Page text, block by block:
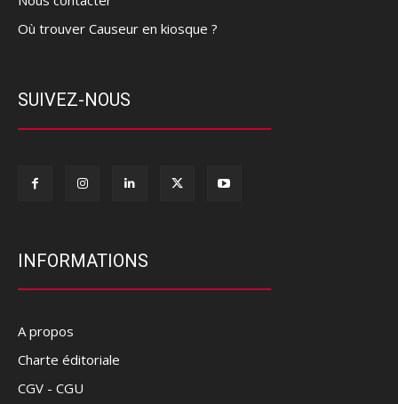
Où trouver Causeur en kiosque ?
SUIVEZ-NOUS
INFORMATIONS
A propos
Charte éditoriale
CGV - CGU